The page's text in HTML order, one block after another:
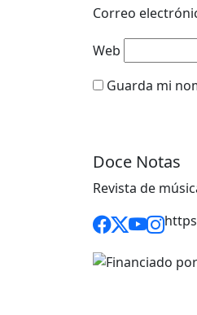
Correo
Web
Guarda mi
Doce Notas
Revista de